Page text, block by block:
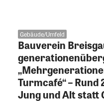
Gebäude/Umfeld
Bauverein
Turmcafé“ –
Jung und Alt statt